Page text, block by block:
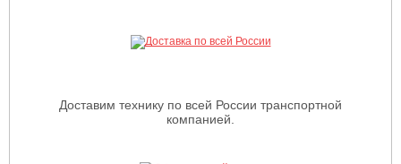
Доставим технику по всей России транспортной
компанией.